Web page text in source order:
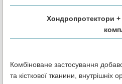
Хондропротектори +
Комбіноване застосування
та кісткової тканини, внутрішніх